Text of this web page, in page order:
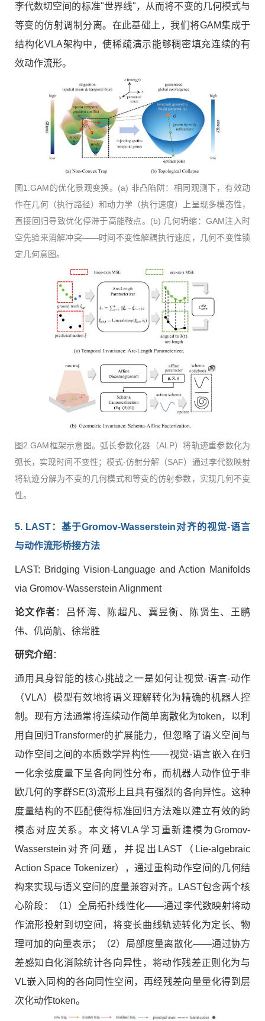
李代数切空间的标准"世界线"，从而将不变的几何模式与
等变的仿射调制分离。在此基础上，我们将GAM集成于
结构化VLA架构中，使稀疏演示能够稠密填充连续的有
效动作流形。
图1.GAM的优化景观变换。(a) 非凸陷阱：相同观测下，有效动
作在几何（执行路径）和动力学（执行速度）上呈现多模态性，
直接回归导致优化停滞于高能鞍点。(b) 几何坍缩：GAM注入时
空先验来消解冲突——时间不变性解耦执行速度，几何不变性锁
定几何意图。
图2.GAM框架示意图。弧长参数化器（ALP）将轨迹重参数化为
弧长，实现时间不变性；模式-仿射分解（SAF）通过李代数映射
将轨迹分解为不变的几何模式和等变的仿射参数，实现几何不变
性。
5. LAST：基于Gromov-Wasserstein对齐的视觉-语言
与动作流形桥接方法
LAST: Bridging Vision-Language and Action Manifolds
via Gromov-Wasserstein Alignment
论文作者 ：吕怀海、陈超凡、冀昱衡、陈贤生、王鹏
伟、仉尚航、徐常胜
研究介绍：
通用具身智能的核心挑战之一是如何让视觉-语言-动作
（VLA）模型有效地将语义理解转化为精确的机器人控
制。现有方法通常将连续动作简单离散化为token，以利
用自回归Transformer的扩展能力，但忽略了语义空间与
动作空间之间的本质数学异构性——视觉-语言嵌入在归
一化余弦度量下呈各向同性分布，而机器人动作位于非
欧几何的李群SE(3)流形上且具有强烈的各向异性。这种
度量结构的不匹配使得标准回归方法难以建立有效的跨
模态对应关系。本文将VLA学习重新建模为Gromov-
Wasserstein对齐问题，并提出LAST（Lie-algebraic
Action Space Tokenizer），通过重构动作空间的几何结
构来实现与语义空间的度量兼容对齐。LAST包含两个核
心阶段：（1）全局拓扑线性化——通过李代数映射将动
作流形投射到切空间，将变长曲线轨迹转化为定长、物
理可加的向量表示；（2）局部度量离散化——通过协方
差感知白化消除统计各向异性，将动作残差正则化为与
VL嵌入同构的各向同性空间，再经残差向量量化得到层
次化动作token。